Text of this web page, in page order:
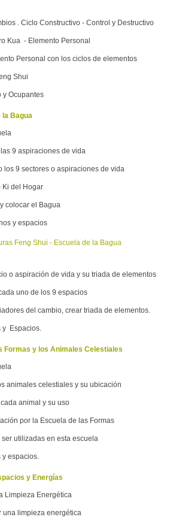
. Ciclo Constructivo - Control y Destructivo
Kua - Elemento Personal
Personal con los ciclos de elementos
Shui
y Ocupantes
la Bagua
9 aspiraciones de vida
los 9 sectores o aspiraciones de vida
Ki del Hogar
colocar el Bagua
y espacios
Feng Shui - Escuela de la Bagua
o aspiración de vida y su triada de elementos
uno de los 9 espacios
del cambio, crear triada de elementos.
y Espacios.
Formas y los Animales Celestiales
animales celestiales y su ubicación
animal y su uso
por la Escuela de las Formas
utilizadas en esta escuela
y espacios.
y Energías
Limpieza Energética
una limpieza energética